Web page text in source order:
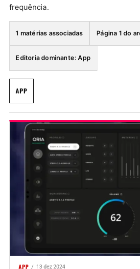
frequência.
1 matérias associadas Página 1 do
Editoria dominante: App
APP
APP 13 dez 2024